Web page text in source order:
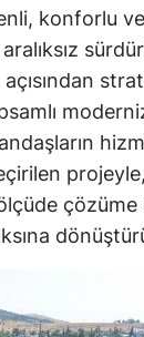
konforlu ve
ölçüde